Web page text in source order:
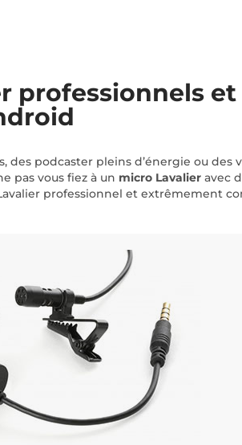
professionnels
des podcaster pleins d’énergie ou
pas vous fiez à un micro Lavalier avec
professionnel et extrêmement